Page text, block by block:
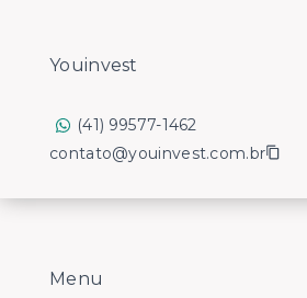
Menu
Youinvest
(41) 99577-1462
contato@youinvest.com.br